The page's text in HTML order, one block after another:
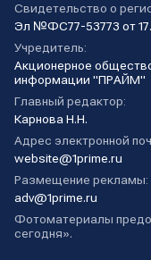
Свидетельство о
Эл №ФС77-53773 от
Учредитель:
Акционерное
информации "ПРАЙМ"
Главный редактор:
Карнова Н.Н.
Адрес электронной
website@1prime.ru
Размещение рекламы:
adv@1prime.ru
Фотоматериалы
сегодня».